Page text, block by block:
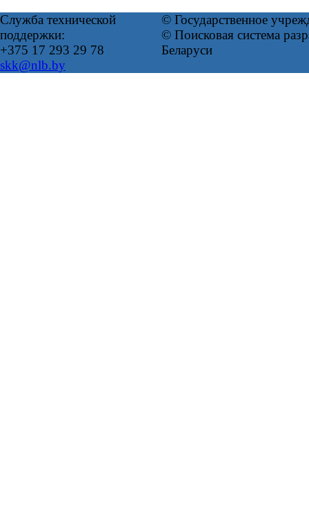
Служба технической
поддержки:
+375 17 293 29 78
skk@nlb.by
© Государственное
© Поисковая система
Беларуси